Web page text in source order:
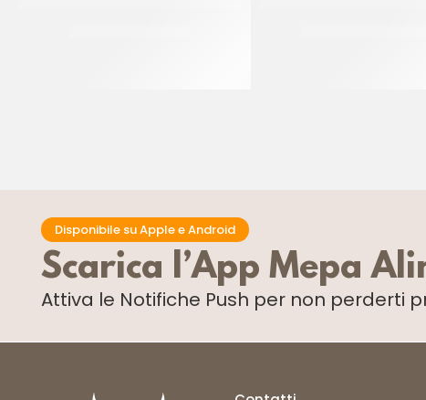
Disponibile su Apple e Android
Scarica l’App Mepa
Attiva le Notifiche Push per non perderti